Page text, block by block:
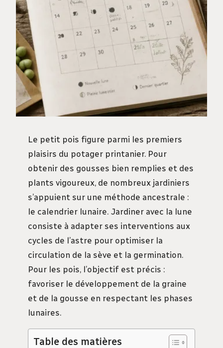
Le petit pois figure parmi les premiers
plaisirs du potager printanier. Pour
obtenir des gousses bien remplies et des
plants vigoureux, de nombreux jardiniers
s’appuient sur une méthode ancestrale :
le calendrier lunaire. Jardiner avec la lune
consiste à adapter ses interventions aux
cycles de l’astre pour optimiser la
circulation de la sève et la germination.
Pour les pois, l’objectif est précis :
favoriser le développement de la graine
et de la gousse en respectant les phases
lunaires.
Table des matières